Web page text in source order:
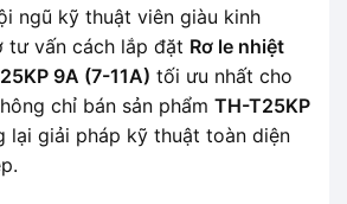
ngũ kỹ thuật viên giàu kinh
tư vấn cách lắp đặt Rơ le nhiệt
9A (7-11A) tối ưu nhất cho
chỉ bán sản phẩm TH-T25KP
lại giải pháp kỹ thuật toàn diện